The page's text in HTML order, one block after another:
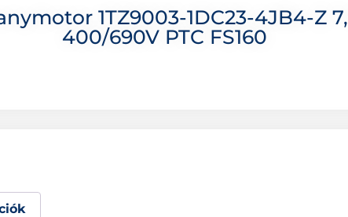
1TZ9003-1DC23-4JB4-Z
400/690V PTC FS160